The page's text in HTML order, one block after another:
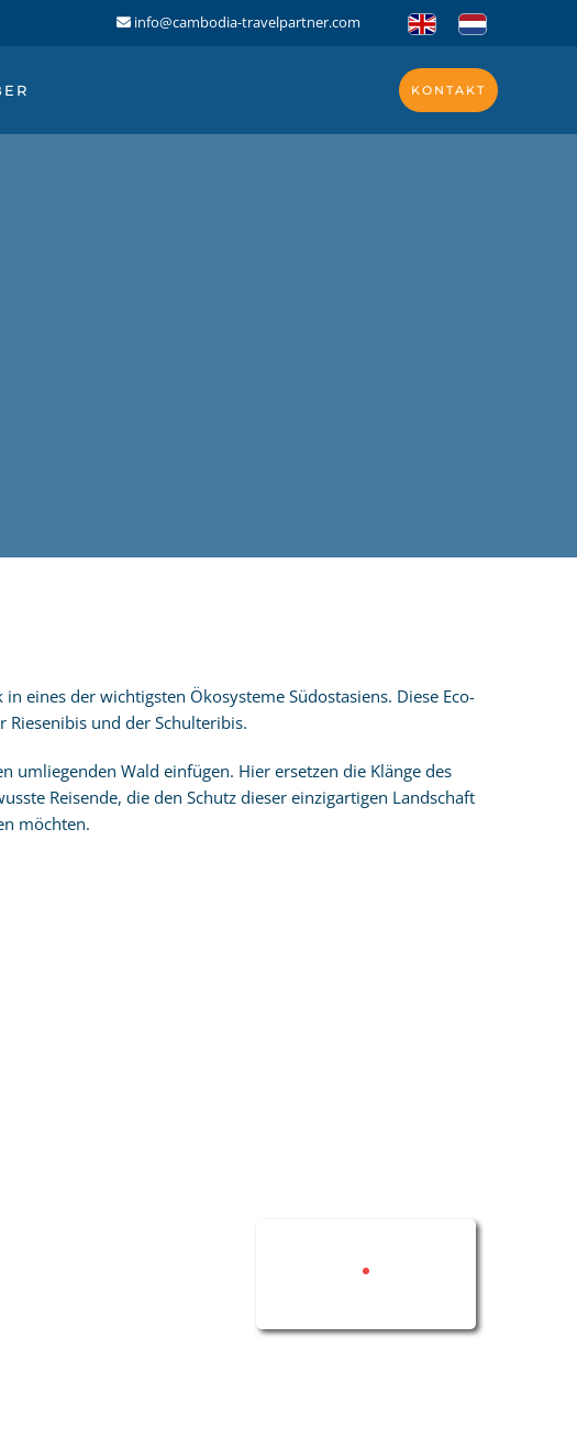
info@cambodia-travelpartner.com
KONTAKT
eines der wichtigsten Ökosysteme Südostasiens. Diese Eco-
und der Schulteribis.
Wald einfügen. Hier ersetzen die Klänge des
Reisende, die den Schutz dieser einzigartigen Landschaft
möchten.